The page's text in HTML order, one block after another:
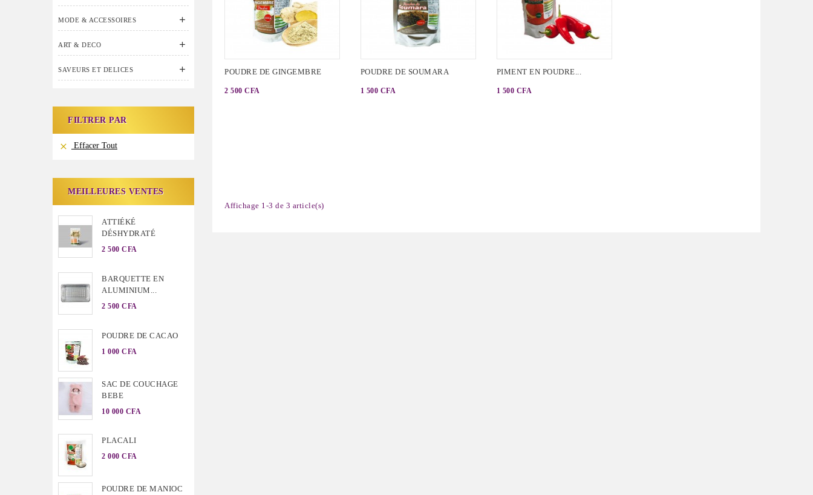
MODE & ACCESSOIRES 
ART & DECO 
SAVEURS ET DELICES 
FILTRER PAR
 Effacer Tout
MEILLEURES VENTES
ATTIÉKÉ
DÉSHYDRATÉ
2 500 CFA
BARQUETTE EN
ALUMINIUM...
2 500 CFA
POUDRE DE CACAO
1 000 CFA
SAC DE COUCHAGE
BEBE
10 000 CFA
PLACALI
2 000 CFA
POUDRE DE MANIOC
POUDRE DE GINGEMBRE
2 500 CFA
POUDRE DE SOUMARA
1 500 CFA
PIMENT EN POUDRE...
1 500 CFA
Affichage 1-3 de 3 article(s)